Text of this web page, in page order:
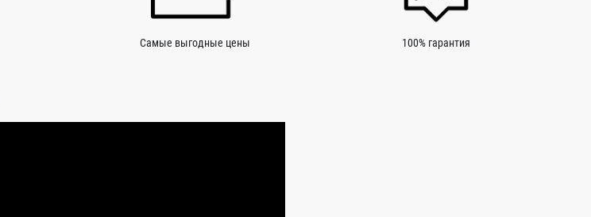
Самые выгодные цены 100% гарантия